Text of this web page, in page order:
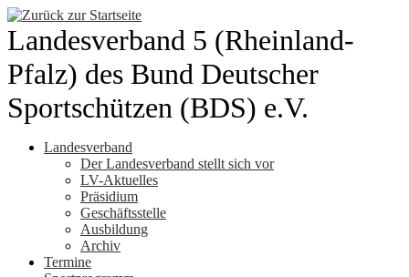
Zum
Inhalt
springen
Landesverband 5 (Rheinland-
Pfalz) des Bund Deutscher
Sportschützen (BDS) e.V.
Landesverband
Der Landesverband stellt sich vor
LV-Aktuelles
Präsidium
Geschäftsstelle
Ausbildung
Archiv
Termine